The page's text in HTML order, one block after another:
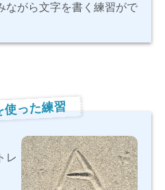
ながら文字を書く練習がで
った練習
レ